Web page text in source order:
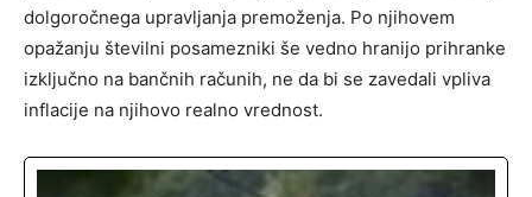
dolgoročnega upravljanja premoženja. Po njihovem
opažanju številni posamezniki še vedno hranijo prihranke
izključno na bančnih računih, ne da bi se zavedali vpliva
inflacije na njihovo realno vrednost.